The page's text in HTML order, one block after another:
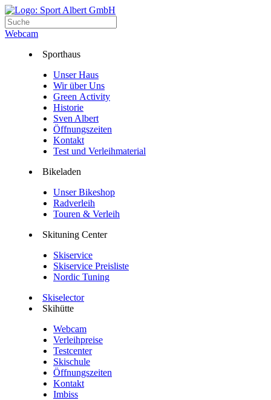
Webcam
Sporthaus
Unser Haus
Wir über Uns
Green Activity
Historie
Sven Albert
Öffnungszeiten
Kontakt
Test und Verleihmaterial
Bikeladen
Unser Bikeshop
Radverleih
Touren & Verleih
Skituning Center
Skiservice
Skiservice Preisliste
Nordic Tuning
Skiselector
Skihütte
Webcam
Verleihpreise
Testcenter
Skischule
Öffnungszeiten
Kontakt
Imbiss